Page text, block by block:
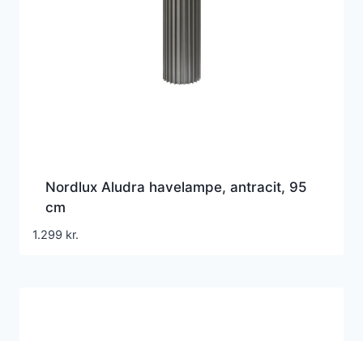
Nordlux Aludra havelampe, antracit, 95
cm
1.299 kr.